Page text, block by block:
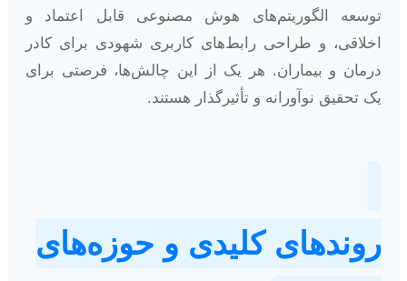
توسعه الگوریتم‌های هوش مصنوعی قابل اعتماد و
اخلاقی، و طراحی رابط‌های کاربری شهودی برای کادر
درمان و بیماران. هر یک از این چالش‌ها، فرصتی برای
یک تحقیق نوآورانه و تأثیرگذار هستند.
روندهای کلیدی و حوزه‌های